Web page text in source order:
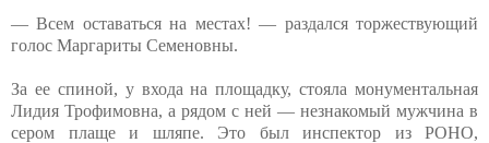
— Всем оставаться на местах! — раздался торжествующий
голос Маргариты Семеновны.
За ее спиной, у входа на площадку, стояла монументальная
Лидия Трофимовна, а рядом с ней — незнакомый мужчина в
сером плаще и шляпе. Это был инспектор из РОНО,